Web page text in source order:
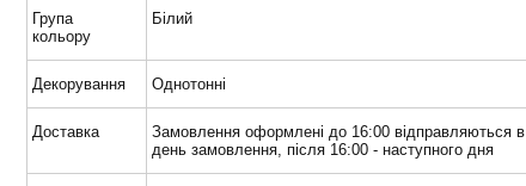
Група
кольору
Білий
Декорування Однотонні
Доставка
Замовлення оформлені до 16:00 відправляються в
день замовлення, після 16:00 - наступного дня